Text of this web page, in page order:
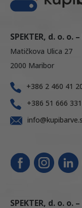
SPEKTER, d. o. o.
Matičkova Ulica 27
2000 Maribor
+386 2 460 41
+386 51 666 331
SPEKTER, d. o. o.